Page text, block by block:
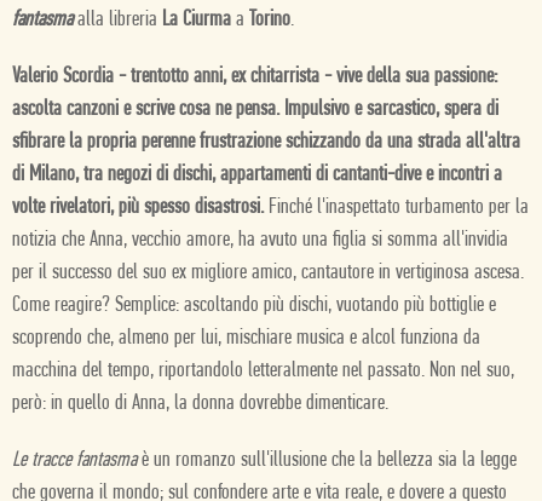
fantasmaalla libreria La Ciurma a Torino.
Valerio Scordia - trentotto anni, ex chitarrista - vive della sua passione:
ascolta canzoni e scrive cosa ne pensa. Impulsivo e sarcastico, spera di
sfibrare la propria perenne frustrazione schizzando da una strada all'altra
di Milano, tra negozi di dischi, appartamenti di cantanti-dive e incontri a
volte rivelatori, più spesso disastrosi.Finché l'inaspettato turbamento per la
notizia che Anna, vecchio amore, ha avuto una figlia si somma all'invidia
per il successo del suo ex migliore amico, cantautore in vertiginosa ascesa.
Come reagire? Semplice: ascoltando più dischi, vuotando più bottiglie e
scoprendo che, almeno per lui, mischiare musica e alcol funziona da
macchina del tempo, riportandolo letteralmente nel passato. Non nel suo,
però: in quello di Anna, la donna dovrebbe dimenticare.
Le tracce fantasmaè un romanzo sull'illusione che la bellezza sia la legge
che governa il mondo; sul confondere arte e vita reale, e dovere a questo